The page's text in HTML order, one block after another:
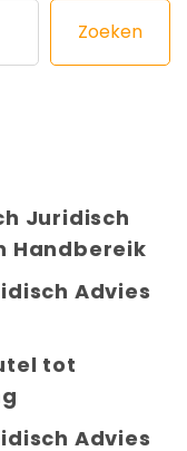
Zoeken
Juridisch
Handbereik
Advies
tot
Advies